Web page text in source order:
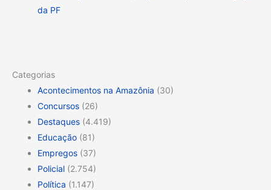
da PF
Categorias
Acontecimentos na Amazônia (30)
Concursos (26)
Destaques (4.419)
Educação (81)
Empregos (37)
Policial (2.754)
Política (1.147)